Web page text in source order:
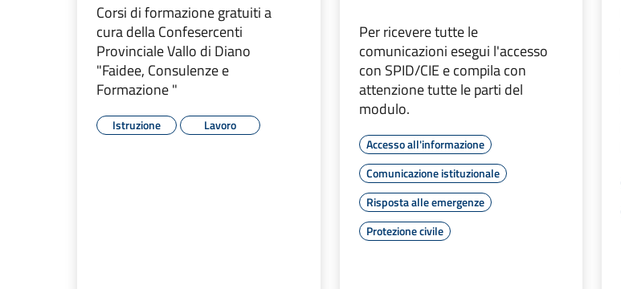
Corsi di formazione gratuiti a
cura della Confesercenti
Provinciale Vallo di Diano
"Faidee, Consulenze e
Formazione "
Istruzione Lavoro
Per ricevere tutte le
comunicazioni esegui l'accesso
con SPID/CIE e compila con
attenzione tutte le parti del
modulo.
Accesso all'informazione
Comunicazione istituzionale
Risposta alle emergenze
Protezione civile